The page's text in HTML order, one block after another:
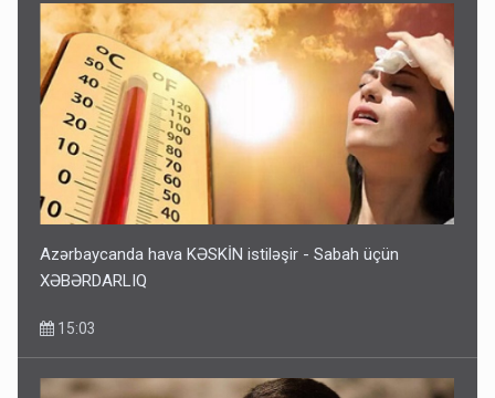
Azərbaycanda hava KƏSKİN istiləşir - Sabah üçün
XƏBƏRDARLIQ
15:03